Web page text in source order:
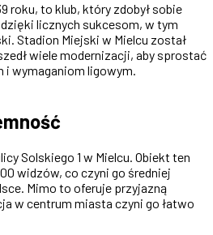
roku, to klub, który zdobył sobie
licznych sukcesom, w tym
Stadion Miejski w Mielcu został
wiele modernizacji, aby sprostać
i wymaganiom ligowym.
Solskiego 1 w Mielcu. Obiekt ten
widzów, co czyni go średniej
Mimo to oferuje przyjazną
w centrum miasta czyni go łatwo